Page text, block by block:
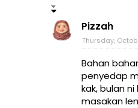
Pizzah
Thursday,
Bahan
penyedap
kak, bulan
masakan